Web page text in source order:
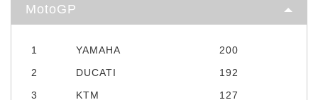
MotoGP
1 YAMAHA
200
2
DUCATI
192
3
KTM
127